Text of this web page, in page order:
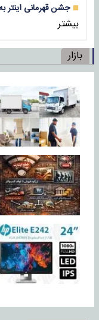
جشن قهرمانی اینتر
بیشتر
بازار